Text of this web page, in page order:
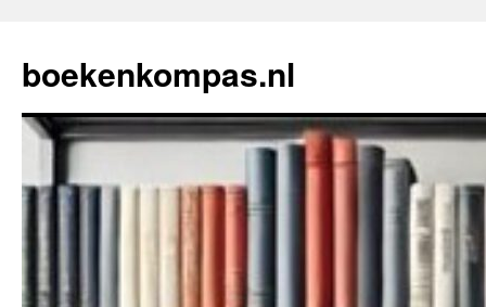
de
inhoud
boekenkompas.nl